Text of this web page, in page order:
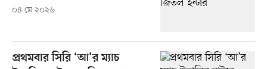
০৪ মে ২০২৬
প্রথমবার সিরি ‘আ’র ম্যাচ